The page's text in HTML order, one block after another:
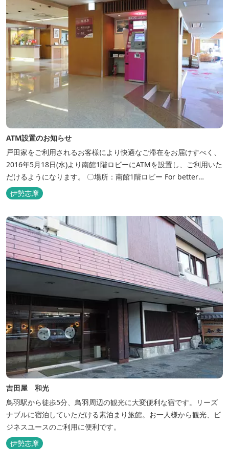
ATM設置のお知らせ
戸田家をご利用されるお客様により快適なご滞在をお届けすべく、
2016年5月18日(水)より南館1階ロビーにATMを設置し、ご利用いた
だけるようになります。 〇場所：南館1階ロビー For better
convenience, ATM Machine which includes cash dispenser will
be available at Todaya Hotel’s 1...
伊勢志摩
吉田屋 和光
鳥羽駅から徒歩5分、鳥羽周辺の観光に大変便利な宿です。リーズ
ナブルに宿泊していただける素泊まり旅館。お一人様から観光、ビ
ジネスユースのご利用に便利です。
伊勢志摩